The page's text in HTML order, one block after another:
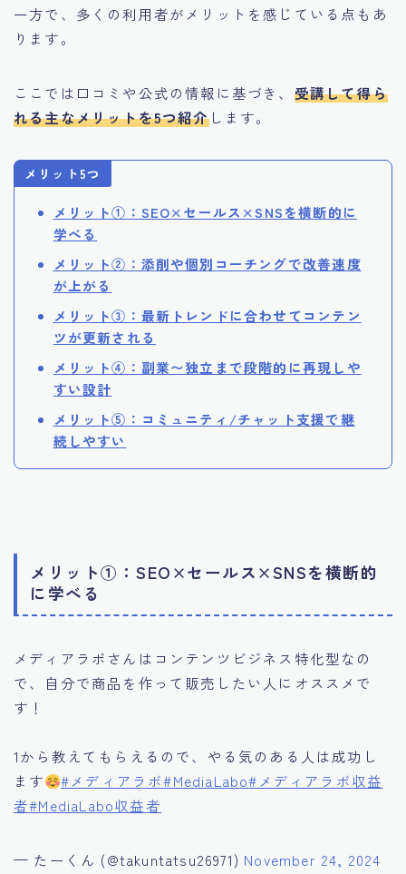
一方で、多くの利用者がメリットを感じている点もあ
ります。
ここでは口コミや公式の情報に基づき、 受講して得ら
れる主なメリットを5つ紹介します。
メリット5つ
メリット①：SEO×セールス×SNSを横断的に
学べる
メリット②：添削や個別コーチングで改善速度
が上がる
メリット③：最新トレンドに合わせてコンテン
ツが更新される
メリット④：副業〜独立まで段階的に再現しや
すい設計
メリット⑤：コミュニティ/チャット支援で継
続しやすい
メリット①：SEO×セールス×SNSを横断的
に学べる
メディアラボさんはコンテンツビジネス特化型なの
で、自分で商品を作って販売したい人にオススメで
す！
1から教えてもらえるので、やる気のある人は成功し
ます
#メディアラボ#MediaLabo#メディアラボ収益
者#MediaLabo収益者
— たーくん (@takuntatsu26971) November 24, 2024